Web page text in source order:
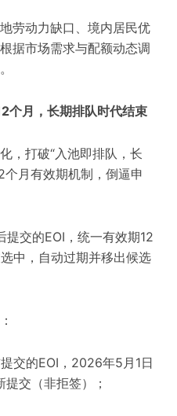
劳动力缺口、境内居民优
据市场需求与配额动态调
个月，长期排队时代结束
，打破“入池即排队，长
个月有效期机制，倒逼申
交的EOI，统一有效期12
中，自动过期并移出候选
交的EOI，2026年5月1日
交（非拒签）；